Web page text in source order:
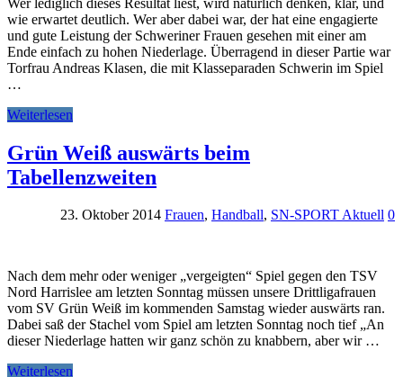
wie erwartet deutlich. Wer aber dabei war, der hat eine engagierte
und gute Leistung der Schweriner Frauen gesehen mit einer am
Ende einfach zu hohen Niederlage. Überragend in dieser Partie war
Torfrau Andreas Klasen, die mit Klasseparaden Schwerin im Spiel
…
Weiterlesen
Grün Weiß auswärts beim
Tabellenzweiten
23. Oktober 2014 Frauen, Handball, SN-SPORT Aktuell 0
Nach dem mehr oder weniger „vergeigten“ Spiel gegen den TSV
Nord Harrislee am letzten Sonntag müssen unsere Drittligafrauen
vom SV Grün Weiß im kommenden Samstag wieder auswärts ran.
Dabei saß der Stachel vom Spiel am letzten Sonntag noch tief „An
dieser Niederlage hatten wir ganz schön zu knabbern, aber wir …
Weiterlesen